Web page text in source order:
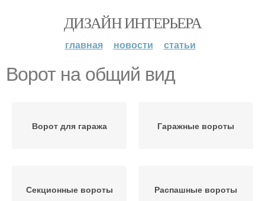
ДИЗАЙН ИНТЕРЬЕРА
главная новости статьи
Ворот на общий вид
Ворот для гаража Гаражные вороты
Секционные вороты Распашные вороты